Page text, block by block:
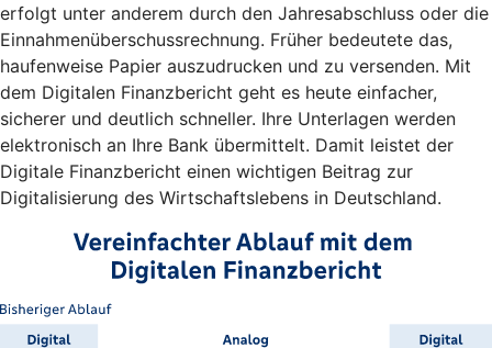
erfolgt unter anderem durch den Jahresabschluss oder die
Einnahmenüberschussrechnung. Früher bedeutete das,
haufenweise Papier auszudrucken und zu versenden. Mit
dem Digitalen Finanzbericht geht es heute einfacher,
sicherer und deutlich schneller. Ihre Unterlagen werden
elektronisch an Ihre Bank übermittelt. Damit leistet der
Digitale Finanzbericht einen wichtigen Beitrag zur
Digitalisierung des Wirtschaftslebens in Deutschland.